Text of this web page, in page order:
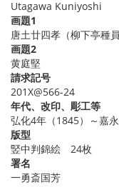
Utagawa Kuniyoshi
画題1
唐土廿四孝（柳下亭種員
画題2
黄庭堅
請求記号
201X@566-24
年代、改印、彫工等
弘化4年（1845）～嘉永
版型
竪中判錦絵 24枚
署名
一勇斎国芳